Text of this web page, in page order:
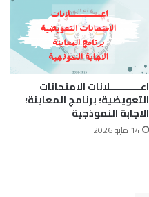
اعـــــــــــلانات الامتحانات
التعويضية؛ برنامج المعاينة؛
الاجابة النموذجية
14 مايو 2026